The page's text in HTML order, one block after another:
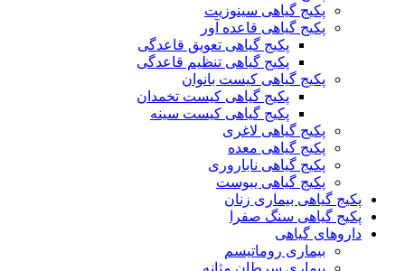
پکیج گیاهی سینوزیت
پکیج گیاهی قاعده آور
پکیج گیاهی تعویق قاعدگی
پکیج گیاهی تنظیم قاعدگی
پکیج گیاهی کیست بانوان
پکیج گیاهی کیست تخمدان
پکیج گیاهی کیست سینه
پکیج گیاهی لاغری
پکیج گیاهی معده
پکیج گیاهی ناباروری
پکیج گیاهی یبوست
پکیج گیاهی بیماری زنان
پکیج گیاهی سنگ صفرا
داروهای گیاهی
بیماری روماتیسم
بیماری سرطان مثانه